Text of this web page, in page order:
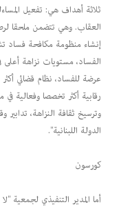
ثلاثة أهداف هي: تفعيل
إنشاء منظومة مكافحة فساد
الفساد، مستويات نزاهة أعلى
عرضة للفساد، نظام قضائي
رقابية أكثر تخصصا وفعالية
وترسيخ ثقافة النزاهة،
الدولة اللبنانية".
كورسون
أما المدير التنفيذي لجمعية